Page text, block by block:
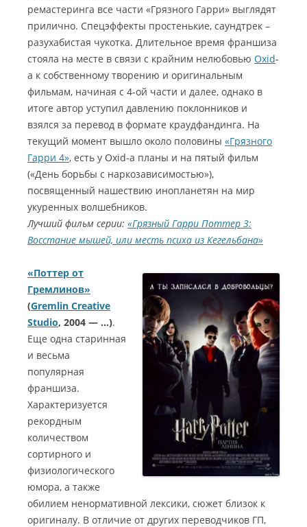
ремастеринга все части «Грязного Гарри» выглядят
прилично. Спецэффекты простенькие, саундтрек –
разухабистая чукотка. Длительное время франшиза
стояла на месте в связи с крайним нелюбовью Oxid-
a к собственному творению и оригинальным
фильмам, начиная с 4-ой части и далее, однако в
итоге автор уступил давлению поклонников и
взялся за перевод в формате краудфандинга. На
текущий момент вышло около половины «Грязного
Гарри 4», есть у Oxid-a планы и на пятый фильм
(«День борьбы с наркозависимостью»),
посвященный нашествию инопланетян на мир
укуренных волшебников.
Лучший фильм серии: «Грязный Гарри Поттер 3:
Восстание мышей, или месть психа из Кегельбана»
«Поттер от
Гремлинов»
(Gremlin Creative
Studio, 2004 — …).
Еще одна старинная
и весьма
популярная
франшиза.
Характеризуется
рекордным
количеством
сортирного и
физиологического
юмора, а также
обилием ненормативной лексики, сюжет близок к
оригиналу. В отличие от других переводчиков ГП,